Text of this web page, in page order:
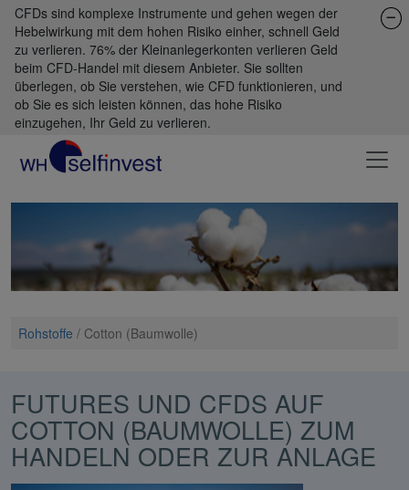
CFDs sind komplexe Instrumente und gehen wegen der
Hebelwirkung mit dem hohen Risiko einher, schnell Geld
zu verlieren. 76% der Kleinanlegerkonten verlieren Geld
beim CFD-Handel mit diesem Anbieter. Sie sollten
überlegen, ob Sie verstehen, wie CFD funktionieren, und
ob Sie es sich leisten können, das hohe Risiko
einzugehen, Ihr Geld zu verlieren.
Rohstoffe / Cotton (Baumwolle)
FUTURES UND CFDS AUF
COTTON (BAUMWOLLE) ZUM
HANDELN ODER ZUR ANLAGE